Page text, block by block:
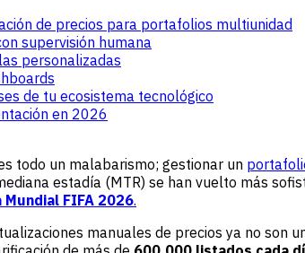
de precios para portafolios multiunidad
supervisión humana
personalizadas
de tu ecosistema tecnológico
en 2026
todo un malabarismo; gestionar un
estadía (MTR) se han vuelto más
Mundial FIFA 2026.
manuales de precios ya no son